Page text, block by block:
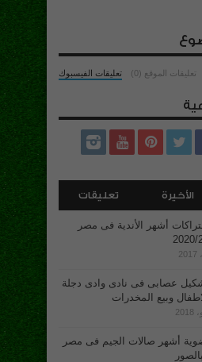
تعليقات الفيسبوك تعليقات الموقع (0)
الأخيرة تعليقات
أشهر الأندية فى مصر
عصابى فى نادى وادى دجلة
وبيع المخدرات
أشهر صالات الجيم فى مصر